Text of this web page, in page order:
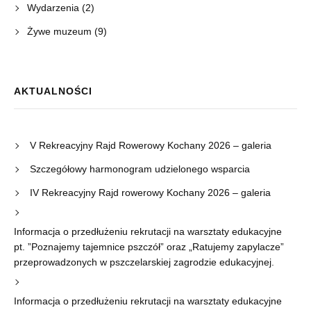
Wydarzenia (2)
Żywe muzeum (9)
AKTUALNOŚCI
V Rekreacyjny Rajd Rowerowy Kochany 2026 – galeria
Szczegółowy harmonogram udzielonego wsparcia
IV Rekreacyjny Rajd rowerowy Kochany 2026 – galeria
Informacja o przedłużeniu rekrutacji na warsztaty edukacyjne
pt. ”Poznajemy tajemnice pszczół” oraz „Ratujemy zapylacze”
przeprowadzonych w pszczelarskiej zagrodzie edukacyjnej.
Informacja o przedłużeniu rekrutacji na warsztaty edukacyjne